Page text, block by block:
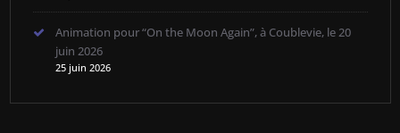
Animation pour “On the Moon Again”, à Coublevie, le 20
juin 2026
25 juin 2026